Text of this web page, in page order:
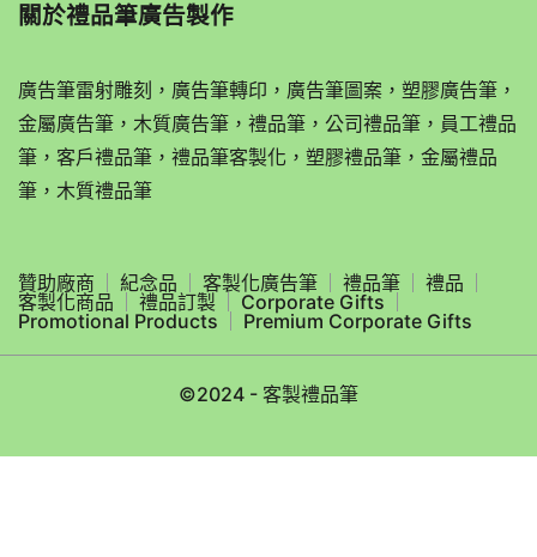
關於禮品筆廣告製作
廣告筆雷射雕刻，廣告筆轉印，廣告筆圖案，塑膠廣告筆，
金屬廣告筆，木質廣告筆，禮品筆，公司禮品筆，員工禮品
筆，客戶禮品筆，禮品筆客製化，塑膠禮品筆，金屬禮品
筆，木質禮品筆
贊助廠商 紀念品 客製化廣告筆 禮品筆
禮品
客製化商品
禮品訂製
Corporate Gifts
Promotional Products
Premium Corporate Gifts
©2024 - 客製禮品筆